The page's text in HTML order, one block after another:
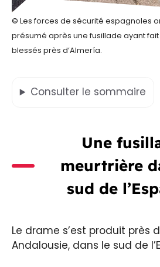
© Les forces de sécurité espagnoles
présumé après une fusillade ayant
blessés près d’Almería.
Consulter le sommaire
Une
meurtrière
sud de
Le drame s’est produit près
Andalousie, dans le sud de